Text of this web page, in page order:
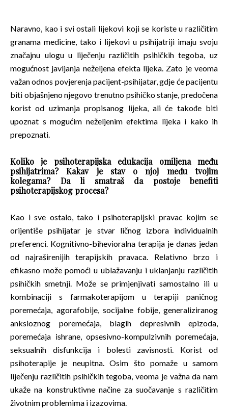
Naravno, kao i svi ostali lijekovi koji se koriste u različitim
granama medicine, tako i lijekovi u psihijatriji imaju svoju
značajnu ulogu u liječenju različitih psihičkih tegoba, uz
mogućnost javljanja neželjena efekta lijeka. Zato je veoma
važan odnos povjerenja pacijent-psihijatar, gdje će pacijentu
biti objašnjeno njegovo trenutno psihičko stanje, predočena
korist od uzimanja propisanog lijeka, ali će takođe biti
upoznat s mogućim neželjenim efektima lijeka i kako ih
prepoznati.
Koliko je psihoterapijska edukacija omiljena među
psihijatrima? Kakav je stav o njoj među tvojim
kolegama? Da li smatraš da postoje benefiti
psihoterapijskog procesa?
Kao i sve ostalo, tako i psihoterapijski pravac kojim se
orijentiše psihijatar je stvar ličnog izbora individualnih
preferenci. Kognitivno-bihevioralna terapija je danas jedan
od najraširenijih terapijskih pravaca. Relativno brzo i
efikasno može pomoći u ublažavanju i uklanjanju različitih
psihičkih smetnji. Može se primjenjivati samostalno ili u
kombinaciji s farmakoterapijom u terapiji paničnog
poremećaja, agorafobije, socijalne fobije, generaliziranog
anksioznog poremećaja, blagih depresivnih epizoda,
poremećaja ishrane, opsesivno-kompulzivnih poremećaja,
seksualnih disfunkcija i bolesti zavisnosti. Korist od
psihoterapije je neupitna. Osim što pomaže u samom
liječenju različitih psihičkih tegoba, veoma je važna da nam
ukaže na konstruktivne načine za suočavanje s različitim
životnim problemima i izazovima.